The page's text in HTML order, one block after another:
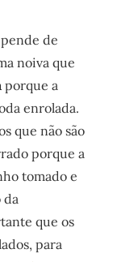
de
noiva que
porque a
enrolada.
que não são
porque a
tomado e
da
que os
para